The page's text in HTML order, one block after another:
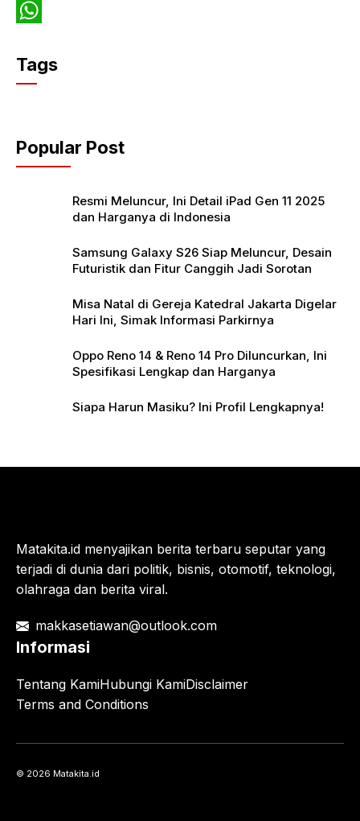
a
e
b
o
k
T
i
t
e
r
h
a
s
A
Tags
Popular Post
Resmi Meluncur, Ini Detail iPad Gen 11 2025
dan Harganya di Indonesia
Samsung Galaxy S26 Siap Meluncur, Desain
Futuristik dan Fitur Canggih Jadi Sorotan
Misa Natal di Gereja Katedral Jakarta Digelar
Hari Ini, Simak Informasi Parkirnya
Oppo Reno 14 & Reno 14 Pro Diluncurkan, Ini
Spesifikasi Lengkap dan Harganya
Siapa Harun Masiku? Ini Profil Lengkapnya!
Matakita.id menyajikan berita terbaru seputar yang
terjadi di dunia dari politik, bisnis, otomotif, teknologi,
olahraga dan berita viral.
makkasetiawan@outlook.com
Informasi
Tentang KamiHubungi KamiDisclaimer
Terms and Conditions
© 2026 Matakita.id